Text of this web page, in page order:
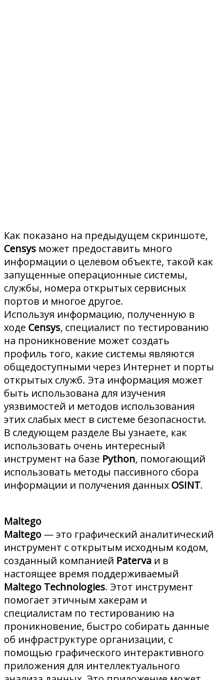
Как показано на предыдущем скриншоте,
Censys может предоставить много
информации о целевом объекте, такой как
запущенные операционные системы,
службы, номера открытых сервисных
портов и многое другое.
Используя информацию, полученную в
ходе Censys, специалист по тестированию
на проникновение может создать
профиль того, какие системы являются
общедоступными через Интернет и порты
открытых служб. Эта информация может
быть использована для изучения
уязвимостей и методов использования
этих слабых мест в системе безопасности.
В следующем разделе Вы узнаете, как
использовать очень интересный
инструмент на базе Python, помогающий
использовать методы пассивного сбора
информации и получения данных OSINT.
Maltego
Maltego — это графический аналитический
инструмент с открытым исходным кодом,
созданный компанией Paterva и в
настоящее время поддерживаемый
Maltego Technologies. Этот инструмент
помогает этичным хакерам и
специалистам по тестированию на
проникновение, быстро собирать данные
об инфраструктуре организации, с
помощью графического интерактивного
приложения для интеллектуального